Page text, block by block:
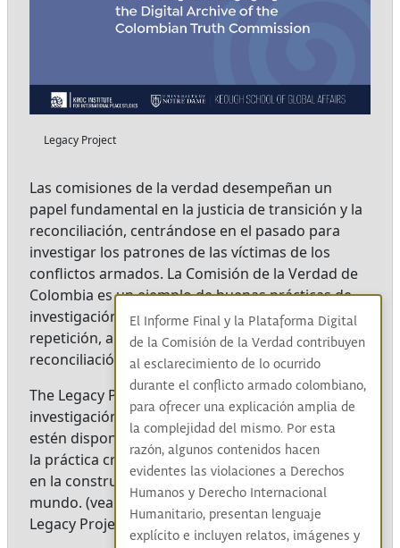
Legacy Project
Las comisiones de la verdad desempeñan un
papel fundamental en la justicia de transición y la
reconciliación, centrándose en el pasado para
investigar los patrones de las víctimas de los
conflictos armados. La Comisión de la Verdad de
Colombia es un ejemplo de buenas prácticas de
investigación y recomendaciones para la no
repetición, allanando el camino para la
reconciliación y la construcción de paz.
The Legacy Project celebra estos esfuerzos de
investigación al hacer que los archivos resultantes
estén disponibles a nivel mundial para el estudio y
la práctica creativa con la esperanza de trabajar
en la construcción de paz y las políticas en todo el
mundo. (vea
aquí el evento de lanzamientodel
Legacy Project)
El Informe Final y la Plataforma Digital
de la Comisión de la Verdad contribuyen
al esclarecimiento de lo ocurrido
durante el conflicto armado colombiano,
para ofrecer una explicación amplia de
la complejidad del mismo. Por esta
razón, algunos contenidos hacen
evidentes las violaciones a Derechos
Humanos y Derecho Internacional
Humanitario, presentan lenguaje
explícito e incluyen relatos, imágenes y